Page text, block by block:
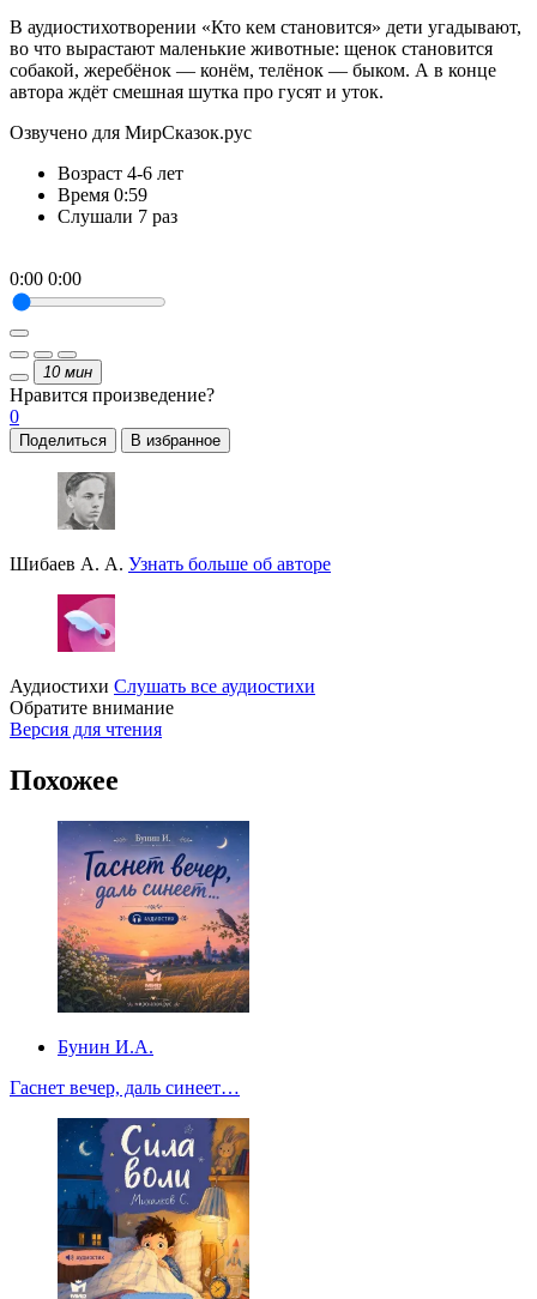
В аудиостихотворении «Кто кем становится» дети угадывают,
во что вырастают маленькие животные: щенок становится
собакой, жеребёнок — конём, телёнок — быком. А в конце
автора ждёт смешная шутка про гусят и уток.
Озвучено для МирСказок.рус
Возраст 4-6 лет
Время 0:59
Слушали 7 раз
0:00 0:00
10 мин
Нравится произведение?
0
Поделиться В избранное
Шибаев А. А. Узнать больше об авторе
Аудиостихи Слушать все аудиостихи
Обратите внимание
Версия для чтения
Похожее
Бунин И.А.
Гаснет вечер, даль синеет…